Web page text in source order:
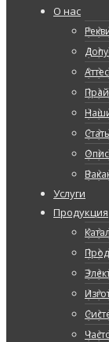
О нас
Услуги
Продукция